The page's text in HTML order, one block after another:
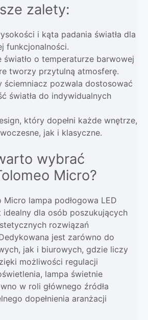
zalety:
i kąta padania światła dla
funkcjonalności.
światło o temperaturze barwowej
tworzy przytulną atmosferę.
ściemniacz pozwala dostosować
światła do indywidualnych
który dopełni każde wnętrze,
jak i klasyczne.
wybrać
Micro?
lampa podłogowa LED
dla osób poszukujących
rozwiązań
jest zarówno do
jak i biurowych, gdzie liczy
możliwości regulacji
lampa świetnie
w roli głównego źródła
dopełnienia aranżacji